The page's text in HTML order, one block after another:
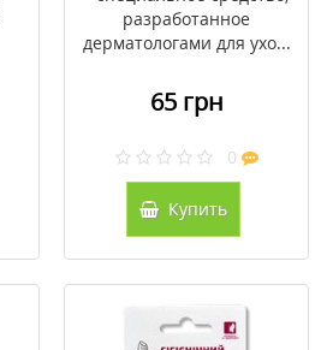
разработанное
дерматологами для ухо...
65 грн
0
Купить